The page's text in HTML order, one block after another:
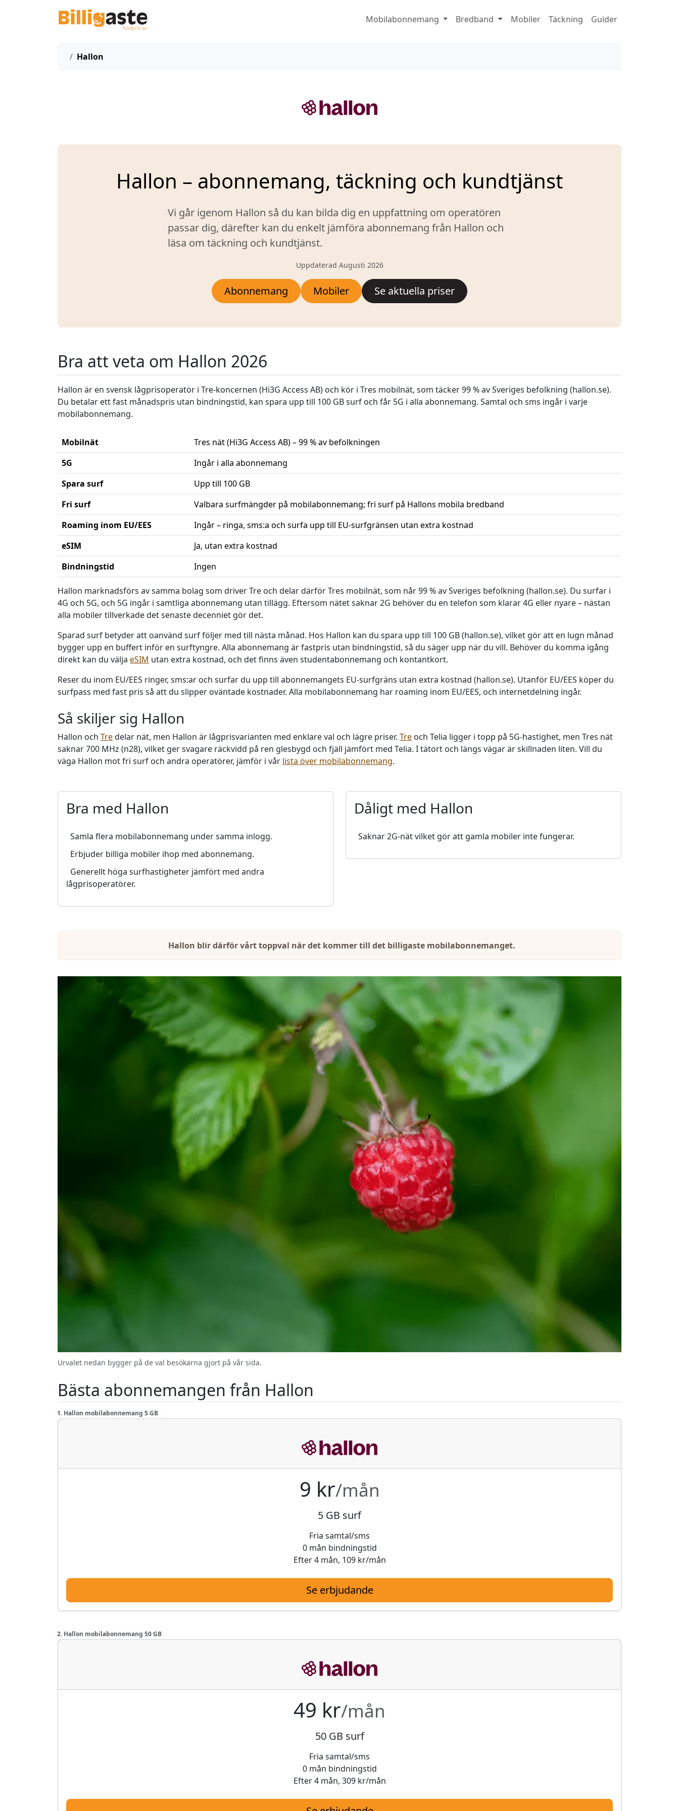
Mobilabonnemang Bredband Mobiler Täckning Guider
StartHallon
Hallon – abonnemang, täckning och kundtjänst
Vi går igenom Hallon så du kan bilda dig en uppfattning om operatören
passar dig, därefter kan du enkelt jämföra abonnemang från Hallon och
läsa om täckning och kundtjänst.
Uppdaterad Augusti 2026
Abonnemang Mobiler Se aktuella priser
Bra att veta om Hallon 2026
Hallon är en svensk lågprisoperatör i Tre-koncernen (Hi3G Access AB) och kör i Tres mobilnät, som täcker 99 % av Sveriges befolkning (hallon.se).
Du betalar ett fast månadspris utan bindningstid, kan spara upp till 100 GB surf och får 5G i alla abonnemang. Samtal och sms ingår i varje
mobilabonnemang.
Mobilnät
Tres nät (Hi3G Access AB) – 99 % av befolkningen
5G
Ingår i alla abonnemang
Spara surf
Upp till 100 GB
Fri surf
Valbara surfmängder på mobilabonnemang; fri surf på Hallons mobila bredband
Roaming inom EU/EES
Ingår – ringa, sms:a och surfa upp till EU-surfgränsen utan extra kostnad
eSIM
Ja, utan extra kostnad
Bindningstid
Ingen
Hallon marknadsförs av samma bolag som driver Tre och delar därför Tres mobilnät, som når 99 % av Sveriges befolkning (hallon.se). Du surfar i
4G och 5G, och 5G ingår i samtliga abonnemang utan tillägg. Eftersom nätet saknar 2G behöver du en telefon som klarar 4G eller nyare – nästan
alla mobiler tillverkade det senaste decenniet gör det.
Sparad surf betyder att oanvänd surf följer med till nästa månad. Hos Hallon kan du spara upp till 100 GB (hallon.se), vilket gör att en lugn månad
bygger upp en buffert inför en surftyngre. Alla abonnemang är fastpris utan bindningstid, så du säger upp när du vill. Behöver du komma igång
direkt kan du välja eSIM utan extra kostnad, och det finns även studentabonnemang och kontantkort.
Reser du inom EU/EES ringer, sms:ar och surfar du upp till abonnemangets EU-surfgräns utan extra kostnad (hallon.se). Utanför EU/EES köper du
surfpass med fast pris så att du slipper oväntade kostnader. Alla mobilabonnemang har roaming inom EU/EES, och internetdelning ingår.
Så skiljer sig Hallon
Hallon och Tredelar nät, men Hallon är lågprisvarianten med enklare val och lägre priser. Tre och Telia ligger i topp på 5G-hastighet, men Tres nät
saknar 700 MHz (n28), vilket ger svagare räckvidd på ren glesbygd och fjäll jämfört med Telia. I tätort och längs vägar är skillnaden liten. Vill du
väga Hallon mot fri surf och andra operatörer, jämför i vår lista över mobilabonnemang.
Bra med Hallon
Samla flera mobilabonnemang under samma inlogg.
Erbjuder billiga mobiler ihop med abonnemang.
Generellt höga surfhastigheter jämfört med andra
lågprisoperatörer.
Dåligt med Hallon
Saknar 2G-nät vilket gör att gamla mobiler inte fungerar.
Hallon blir därför vårt toppval när det kommer till det billigaste mobilabonnemanget.
Urvalet nedan bygger på de val besökarna gjort på vår sida.
Bästa abonnemangen från Hallon
1. Hallon mobilabonnemang 5 GB
9 kr/mån
5 GB surf
Fria samtal/sms
0 mån bindningstid
Efter 4 mån, 109 kr/mån
Se erbjudande
2. Hallon mobilabonnemang 50 GB
49 kr/mån
50 GB surf
Fria samtal/sms
0 mån bindningstid
Efter 4 mån, 309 kr/mån